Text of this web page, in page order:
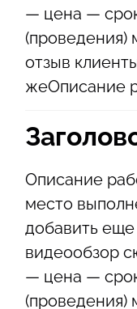
— цена —
отзыв
жеОписание
Описание
место
добавить
видеообзор
— цена —